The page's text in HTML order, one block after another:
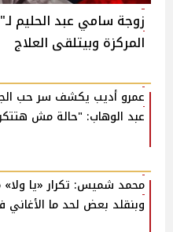
زوجة سامي عبد الحليم
المركزة وبيتلقى العلاج
عمرو أديب يكشف سر حب
عبد الوهاب: "حالة مش
محمد شميس: تكرار «يا
وبنقلد بعض لحد ما